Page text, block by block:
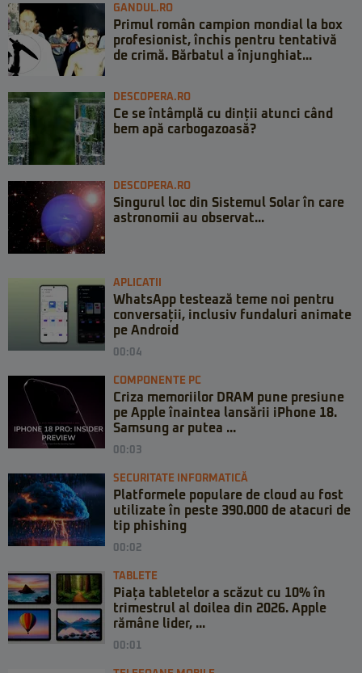
GANDUL.RO
Primul român campion mondial la box
profesionist, închis pentru tentativă
de crimă. Bărbatul a înjunghiat...
DESCOPERA.RO
Ce se întâmplă cu dinții atunci când
bem apă carbogazoasă?
DESCOPERA.RO
Singurul loc din Sistemul Solar în care
astronomii au observat...
APLICATII
WhatsApp testează teme noi pentru
conversații, inclusiv fundaluri animate
pe Android
00:04
COMPONENTE PC
Criza memoriilor DRAM pune presiune
pe Apple înaintea lansării iPhone 18.
Samsung ar putea ...
00:03
SECURITATE INFORMATICĂ
Platformele populare de cloud au fost
utilizate în peste 390.000 de atacuri de
tip phishing
00:02
TABLETE
Piața tabletelor a scăzut cu 10% în
trimestrul al doilea din 2026. Apple
rămâne lider, ...
00:01